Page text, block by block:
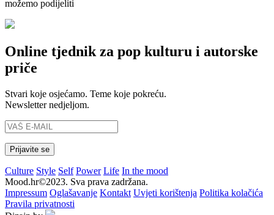
možemo podijeliti
Online tjednik za pop kulturu i autorske
priče
Stvari koje osjećamo. Teme koje pokreću.
Newsletter nedjeljom.
Culture Style Self Power Life In the mood
Mood.hr©2023. Sva prava zadržana.
Impressum Oglašavanje Kontakt Uvjeti korištenja Politika kolačića
Pravila privatnosti